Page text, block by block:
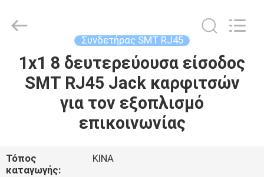
ΣΠΊΤΙ
ΠΡΟΪΌΝΤΑ
ΕΜΕΊΣ
Ltd..
Developed
Συνδετήρας SMT RJ45
1x1 8 δευτερεύουσα είσοδος
SMT RJ45 Jack καρφιτσών
για τον εξοπλισμό
επικοινωνίας
Τόπος
καταγωγής:
ΚΙΝΑ